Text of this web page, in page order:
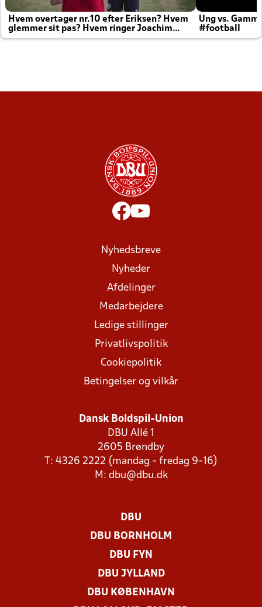
Hvem overtager nr.10 efter Eriksen? Hvem
glemmer sit pas? Hvem ringer Joachim
altid til efter kampe?
Ung vs.
#football
Nyhedsbreve
Nyheder
Afdelinger
Medarbejdere
Ledige stillinger
Privatlivspolitik
Cookiepolitik
Betingelser og vilkår
Dansk Boldspil-Union
DBU Allé 1
2605 Brøndby
T: 4326 2222 (mandag - fredag 9-16)
M: dbu@dbu.dk
DBU
DBU BORNHOLM
DBU FYN
DBU JYLLAND
DBU KØBENHAVN